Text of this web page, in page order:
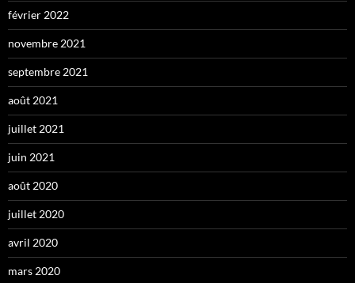
février 2022
novembre 2021
septembre 2021
août 2021
juillet 2021
juin 2021
août 2020
juillet 2020
avril 2020
mars 2020